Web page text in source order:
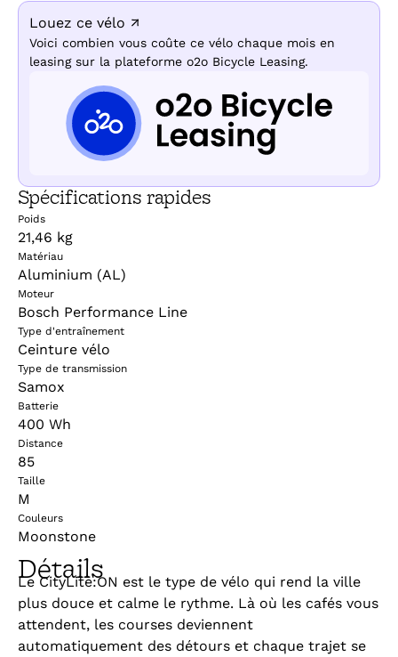
Louez ce vélo ↗
Voici combien vous coûte ce vélo chaque mois en
leasing sur la plateforme o2o Bicycle Leasing.
Spécifications rapides
Poids
21,46 kg
Matériau
Aluminium (AL)
Moteur
Bosch Performance Line
Type d'entraînement
Ceinture vélo
Type de transmission
Samox
Batterie
400 Wh
Distance
85
Taille
M
Couleurs
Moonstone
Détails
Le CityLite:ON est le type de vélo qui rend la ville
plus douce et calme le rythme. Là où les cafés vous
attendent, les courses deviennent
automatiquement des détours et chaque trajet se